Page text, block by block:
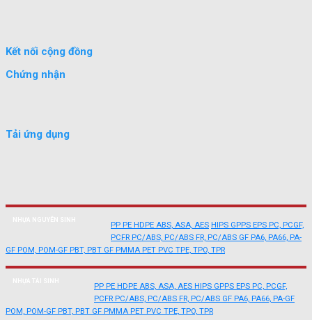
Kết nối cộng đồng
Chứng nhận
Tải ứng dụng
PP PE HDPE ABS, ASA, AES HIPS GPPS EPS PC, PCGF,
PCFR PC/ABS, PC/ABS FR, PC/ABS GF PA6, PA66, PA-
GF POM, POM-GF PBT, PBT GF PMMA PET PVC TPE, TPO, TPR
PP PE HDPE ABS, ASA, AES HIPS GPPS EPS PC, PCGF,
PCFR PC/ABS, PC/ABS FR, PC/ABS GF PA6, PA66, PA-GF
POM, POM-GF PBT, PBT GF PMMA PET PVC TPE, TPO, TPR